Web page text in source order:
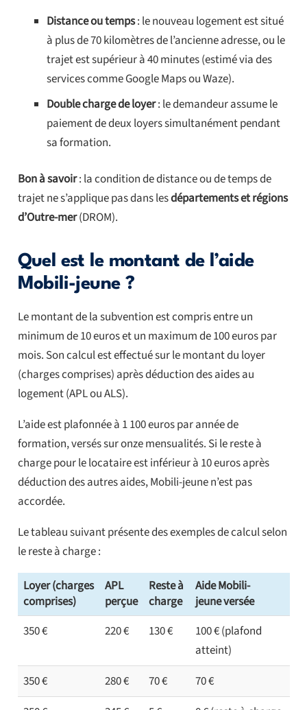
Distance ou temps: le nouveau logement est situé
à plus de 70 kilomètres de l’ancienne adresse, ou le
trajet est supérieur à 40 minutes (estimé via des
services comme Google Maps ou Waze).
Double charge de loyer: le demandeur assume le
paiement de deux loyers simultanément pendant
sa formation.
Bon à savoir: la condition de distance ou de temps de
trajet ne s’applique pas dans lesdépartements et régions
d’Outre-mer(DROM).
Quel est le montant de l’aide
Mobili-jeune ?
Le montant de la subvention est compris entre un
minimum de 10 euros et un maximum de 100 euros par
mois. Son calcul est effectué sur le montant du loyer
(charges comprises) après déduction des aides au
logement (APL ou ALS).
L’aide est plafonnée à 1 100 euros par année de
formation, versés sur onze mensualités. Si le reste à
charge pour le locataire est inférieur à 10 euros après
déduction des autres aides, Mobili-jeune n’est pas
accordée.
Le tableau suivant présente des exemples de calcul selon
le reste à charge :
Loyer (charges
comprises)
APL
perçue
Reste à
charge
Aide Mobili-
jeune versée
350 €
220 € 130 €
100 € (plafond
atteint)
350 €
280 € 70 €
70 €